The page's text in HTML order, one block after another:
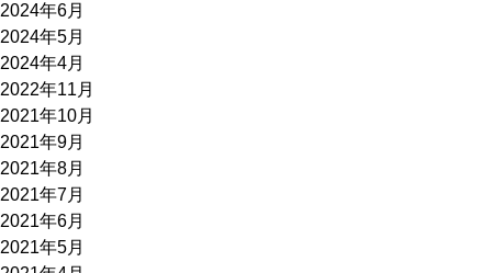
2024年6月
2024年5月
2024年4月
2022年11月
2021年10月
2021年9月
2021年8月
2021年7月
2021年6月
2021年5月